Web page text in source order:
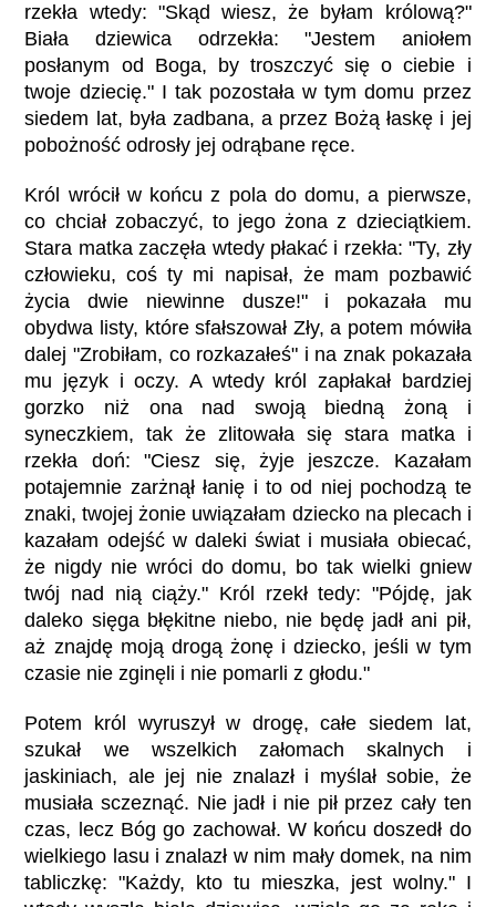
rzekła wtedy: "Skąd wiesz, że byłam królową?"
Biała dziewica odrzekła: "Jestem aniołem
posłanym od Boga, by troszczyć się o ciebie i
twoje dziecię." I tak pozostała w tym domu przez
siedem lat, była zadbana, a przez Bożą łaskę i jej
pobożność odrosły jej odrąbane ręce.
Król wrócił w końcu z pola do domu, a pierwsze,
co chciał zobaczyć, to jego żona z dzieciątkiem.
Stara matka zaczęła wtedy płakać i rzekła: "Ty, zły
człowieku, coś ty mi napisał, że mam pozbawić
życia dwie niewinne dusze!" i pokazała mu
obydwa listy, które sfałszował Zły, a potem mówiła
dalej "Zrobiłam, co rozkazałeś" i na znak pokazała
mu język i oczy. A wtedy król zapłakał bardziej
gorzko niż ona nad swoją biedną żoną i
syneczkiem, tak że zlitowała się stara matka i
rzekła doń: "Ciesz się, żyje jeszcze. Kazałam
potajemnie zarżnął łanię i to od niej pochodzą te
znaki, twojej żonie uwiązałam dziecko na plecach i
kazałam odejść w daleki świat i musiała obiecać,
że nigdy nie wróci do domu, bo tak wielki gniew
twój nad nią ciąży." Król rzekł tedy: "Pójdę, jak
daleko sięga błękitne niebo, nie będę jadł ani pił,
aż znajdę moją drogą żonę i dziecko, jeśli w tym
czasie nie zginęli i nie pomarli z głodu."
Potem król wyruszył w drogę, całe siedem lat,
szukał we wszelkich załomach skalnych i
jaskiniach, ale jej nie znalazł i myślał sobie, że
musiała sczeznąć. Nie jadł i nie pił przez cały ten
czas, lecz Bóg go zachował. W końcu doszedł do
wielkiego lasu i znalazł w nim mały domek, na nim
tabliczkę: "Każdy, kto tu mieszka, jest wolny." I